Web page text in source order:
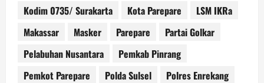
Kodim 0735/ Surakarta
Kota Parepare
LSM IKRa
Makassar
Masker Parepare
Partai Golkar
Pelabuhan Nusantara
Pemkab Pinrang
Pemkot Parepare
Polda Sulsel
Polres Enrekang